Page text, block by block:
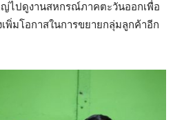
ไปดูงานสหกรณ์ภาคตะวันออกเพื่อ
พิ่มโอกาสในการขยายกลุ่มลูกค้าอีก